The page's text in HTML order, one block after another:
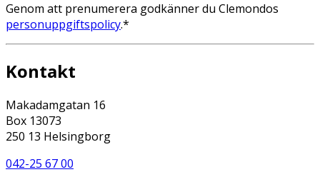
Genom att prenumerera godkänner du Clemondos
personuppgiftspolicy.*
Kontakt
Makadamgatan 16
Box 13073
250 13 Helsingborg
042-25 67 00